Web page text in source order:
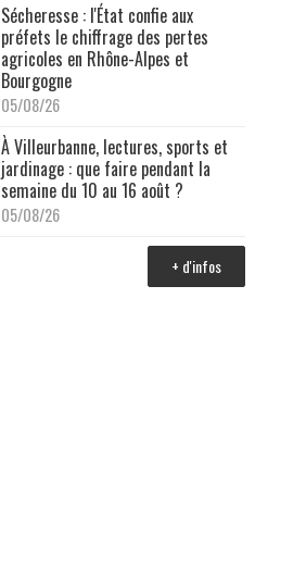
Sécheresse : l'État confie aux
préfets le chiffrage des pertes
agricoles en Rhône-Alpes et
Bourgogne
05/08/26
À Villeurbanne, lectures, sports et
jardinage : que faire pendant la
semaine du 10 au 16 août ?
05/08/26
+ d'infos